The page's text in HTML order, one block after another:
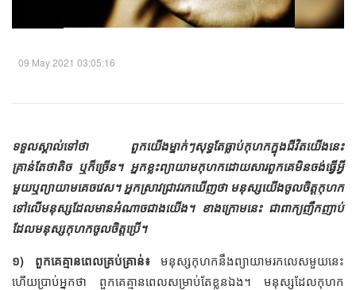
09 May 2021 03:05:16
ទទួលស្គាល់ទៅថា ពួកយើងម្នាក់ៗសុទ្ធតែធ្លាប់កុហកក្នុងជីវិតយើងនេះ
គ្រាន់តែថាតិច ឬក៏ច្រើន។ អ្នកខ្លះព្យាយាមកុហកដោយសារពួកគេមិនចង់ធ្វើអ្វី
មួយឬព្យាយាមគេចវេស។ អ្នកស្រាវជ្រាវរកឃើញថា មនុស្សយើងចូលចិត្តកុហក
ទៅលើមនុស្សដែលមានអំណាចជាងយើង។ ខាងក្រោមនេះ ជាពាក្យញឹកញាប់
ដែលមនុស្សកុហកចូលចិត្តប្រើ។
១) ពួកគេគ្មានពេលគ្រប់គ្រាន់៖មនុស្សកុហកនឹងព្យាយាមរកលេសមួយនេះ
ហើយប្រាប់អ្នកថា ពួកគេគ្មានពេលសម្រាប់តែខ្លួនឯង។ មនុស្សដែលកុហក